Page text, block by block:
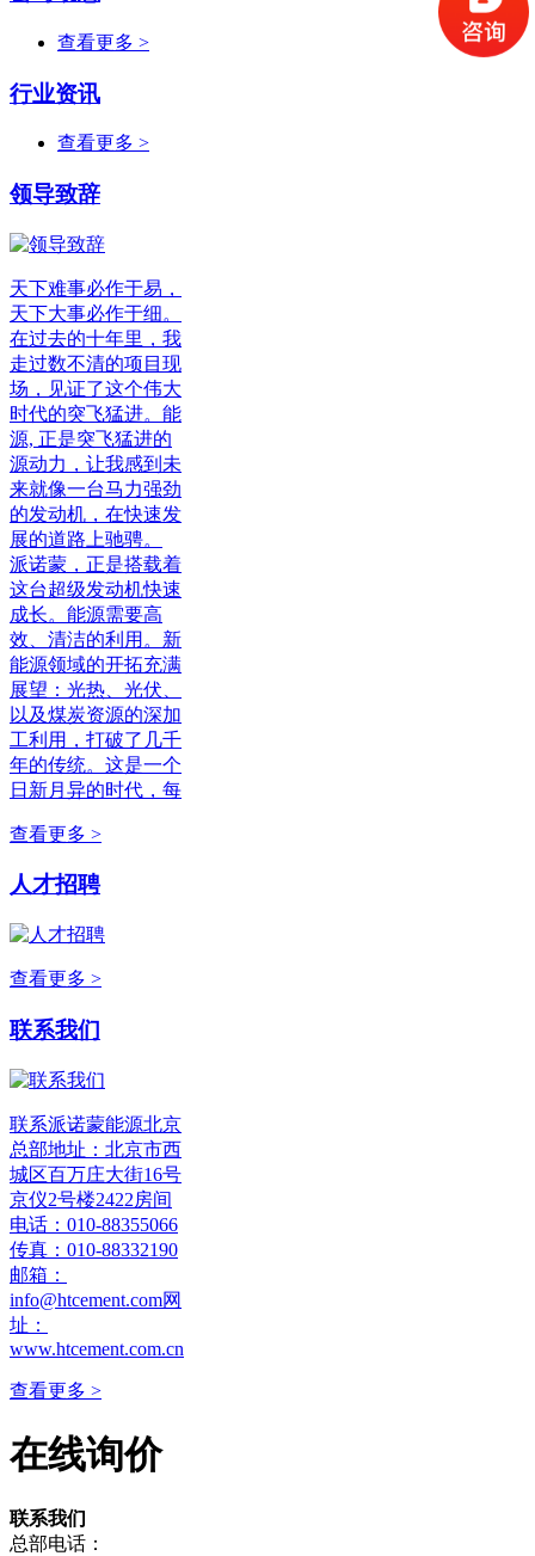
查看更多 >
行业资讯
查看更多 >
领导致辞
天下难事必作于易，
天下大事必作于细。
在过去的十年里，我
走过数不清的项目现
场，见证了这个伟大
时代的突飞猛进。能
源, 正是突飞猛进的
源动力，让我感到未
来就像一台马力强劲
的发动机，在快速发
展的道路上驰骋。
派诺蒙，正是搭载着
这台超级发动机快速
成长。能源需要高
效、清洁的利用。新
能源领域的开拓充满
展望：光热、光伏、
以及煤炭资源的深加
工利用，打破了几千
年的传统。这是一个
日新月异的时代，每
查看更多 >
人才招聘
查看更多 >
联系我们
联系派诺蒙能源北京
总部地址：北京市西
城区百万庄大街16号
京仪2号楼2422房间
电话：010-88355066
传真：010-88332190
邮箱：
info@htcement.com网
址：
www.htcement.com.cn
查看更多 >
在线询价
联系我们
总部电话：